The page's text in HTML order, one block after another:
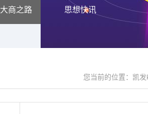
大商之路 思想快讯
您当前的位置： 凯发